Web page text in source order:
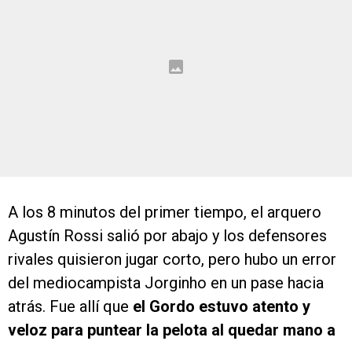
A los 8 minutos del primer tiempo, el arquero
Agustín Rossi salió por abajo y los defensores
rivales quisieron jugar corto, pero hubo un error
del mediocampista Jorginho en un pase hacia
atrás. Fue allí que el Gordo estuvo atento y
veloz para puntear la pelota al quedar mano a